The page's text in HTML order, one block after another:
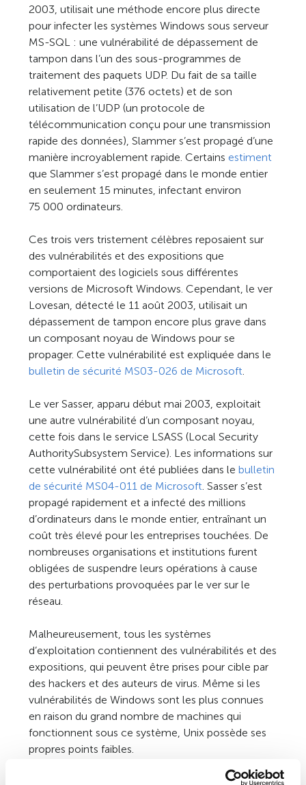
2003, utilisait une méthode encore plus directe
pour infecter les systèmes Windows sous serveur
MS-SQL : une vulnérabilité de dépassement de
tampon dans l’un des sous-programmes de
traitement des paquets UDP. Du fait de sa taille
relativement petite (376 octets) et de son
utilisation de l’UDP (un protocole de
télécommunication conçu pour une transmission
rapide des données), Slammer s’est propagé d’une
manière incroyablement rapide. Certains estiment
que Slammer s’est propagé dans le monde entier
en seulement 15 minutes, infectant environ
75 000 ordinateurs.
Ces trois vers tristement célèbres reposaient sur
des vulnérabilités et des expositions que
comportaient des logiciels sous différentes
versions de Microsoft Windows. Cependant, le ver
Lovesan, détecté le 11 août 2003, utilisait un
dépassement de tampon encore plus grave dans
un composant noyau de Windows pour se
propager. Cette vulnérabilité est expliquée dans le
bulletin de sécurité MS03-026 de Microsoft.
Le ver Sasser, apparu début mai 2003, exploitait
une autre vulnérabilité d’un composant noyau,
cette fois dans le service LSASS (Local Security
AuthoritySubsystem Service). Les informations sur
cette vulnérabilité ont été publiées dans lebulletin
de sécurité MS04-011 de Microsoft. Sasser s’est
propagé rapidement et a infecté des millions
d’ordinateurs dans le monde entier, entraînant un
coût très élevé pour les entreprises touchées. De
nombreuses organisations et institutions furent
obligées de suspendre leurs opérations à cause
des perturbations provoquées par le ver sur le
réseau.
Malheureusement, tous les systèmes
d’exploitation contiennent des vulnérabilités et des
expositions, qui peuvent être prises pour cible par
des hackers et des auteurs de virus. Même si les
vulnérabilités de Windows sont les plus connues
en raison du grand nombre de machines qui
fonctionnent sous ce système, Unix possède ses
propres points faibles.
Pendant des années, la commande « finger » sur